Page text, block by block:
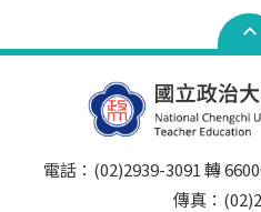
電話：(02)2939-3091 轉
傳真：